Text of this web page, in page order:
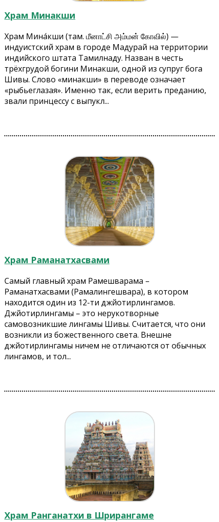
Храм Минакши
Храм Мина́кши (там. மீனாட்சி அம்மன் கோவில்) —
индуистский храм в городе Мадурай на территории
индийского штата Тамилнаду. Назван в честь
трёхгрудой богини Минакши, одной из супруг бога
Шивы. Слово «минакши» в переводе означает
«рыбьеглазая». Именно так, если верить преданию,
звали принцессу с выпукл...
Храм Раманатхасвами
Самый главный храм Рамешварама –
Раманатхасвами (Рамалингешвара), в котором
находится один из 12-ти джйотирлингамов.
Джйотирлингамы – это нерукотворные
самовозникшие лингамы Шивы. Считается, что они
возникли из божественного света. Внешне
джйотирлингамы ничем не отличаются от обычных
лингамов, и тол...
Храм Ранганатхи в Шрирангаме